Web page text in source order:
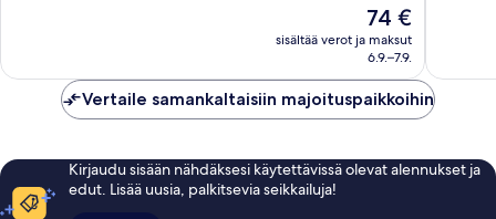
arvostelua
Hinta
74 €
74 €
sisältää verot ja maksut
6.9.–7.9.
Vertaile samankaltaisiin majoituspaikkoihin
Kirjaudu sisään nähdäksesi käytettävissä olevat alennukset ja
edut. Lisää uusia, palkitsevia seikkailuja!